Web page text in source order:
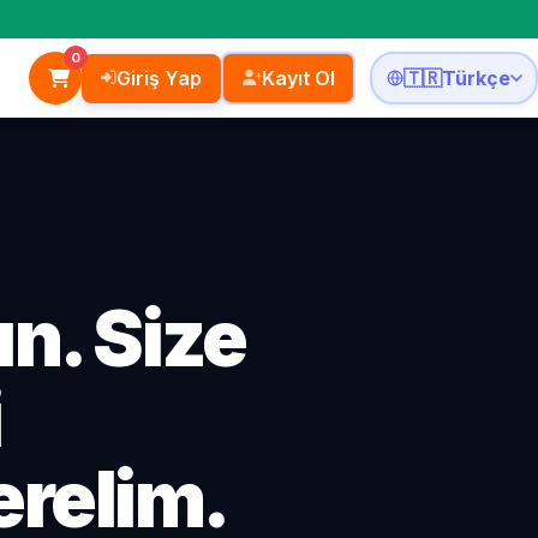
0
Giriş Yap Kayıt Ol 🇹🇷Türkçe
Size